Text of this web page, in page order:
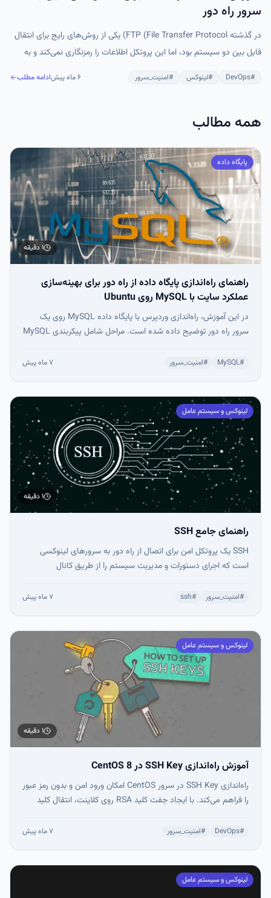
سرور راه دور
در گذشته FTP (File Transfer Protocol) یکی از روش‌های رایج برای انتقال
فایل بین دو سیستم بود، اما این پروتکل اطلاعات را رمزنگاری نمی‌کند و به
#
DevOps
#لینوکس #امنیت_سرور ۶ ماه پیش ادامه مطلب
همه مطالب
پایگاه داده
۱ دقیقه
راهنمای راه‌اندازی پایگاه داده از راه دور برای بهینه‌سازی
عملکرد سایت با MySQL روی Ubuntu
در این آموزش، راه‌اندازی وردپرس با پایگاه داده MySQL روی یک
سرور راه دور توضیح داده شده است. مراحل شامل پیکربندی MySQL
PHP و Nginx است. با این روش، عملکرد، امنیت و مقیاس‌پذیری
#
MySQL
#امنیت_سرور ۷ ماه پیش
لینوکس و سیستم عامل
۱ دقیقه
راهنمای جامع SSH
SSH یک پروتکل امن برای اتصال از راه دور به سرورهای لینوکسی
است که اجرای دستورات و مدیریت سیستم را از طریق کانال
SSH است که شامل کلید عمومی روی سرور و کلید خصوصی روی
مدیریت سرور را به‌طور چشمگیری افزایش داد.
#امنیت_سرور #
ssh ۷ ماه پیش
لینوکس و سیستم عامل
۱ دقیقه
آموزش راه‌اندازی SSH Key در CentOS 8
راه‌اندازی SSH Key در سرور CentOS امکان ورود امن و بدون رمز عبور
را فراهم می‌کند. با ایجاد جفت کلید RSA روی کلاینت، انتقال کلید
چشمگیری افزایش می‌یابد. این روش از حملات Brute Force
#
DevOps
#امنیت_سرور ۷ ماه پیش
لینوکس و سیستم عامل